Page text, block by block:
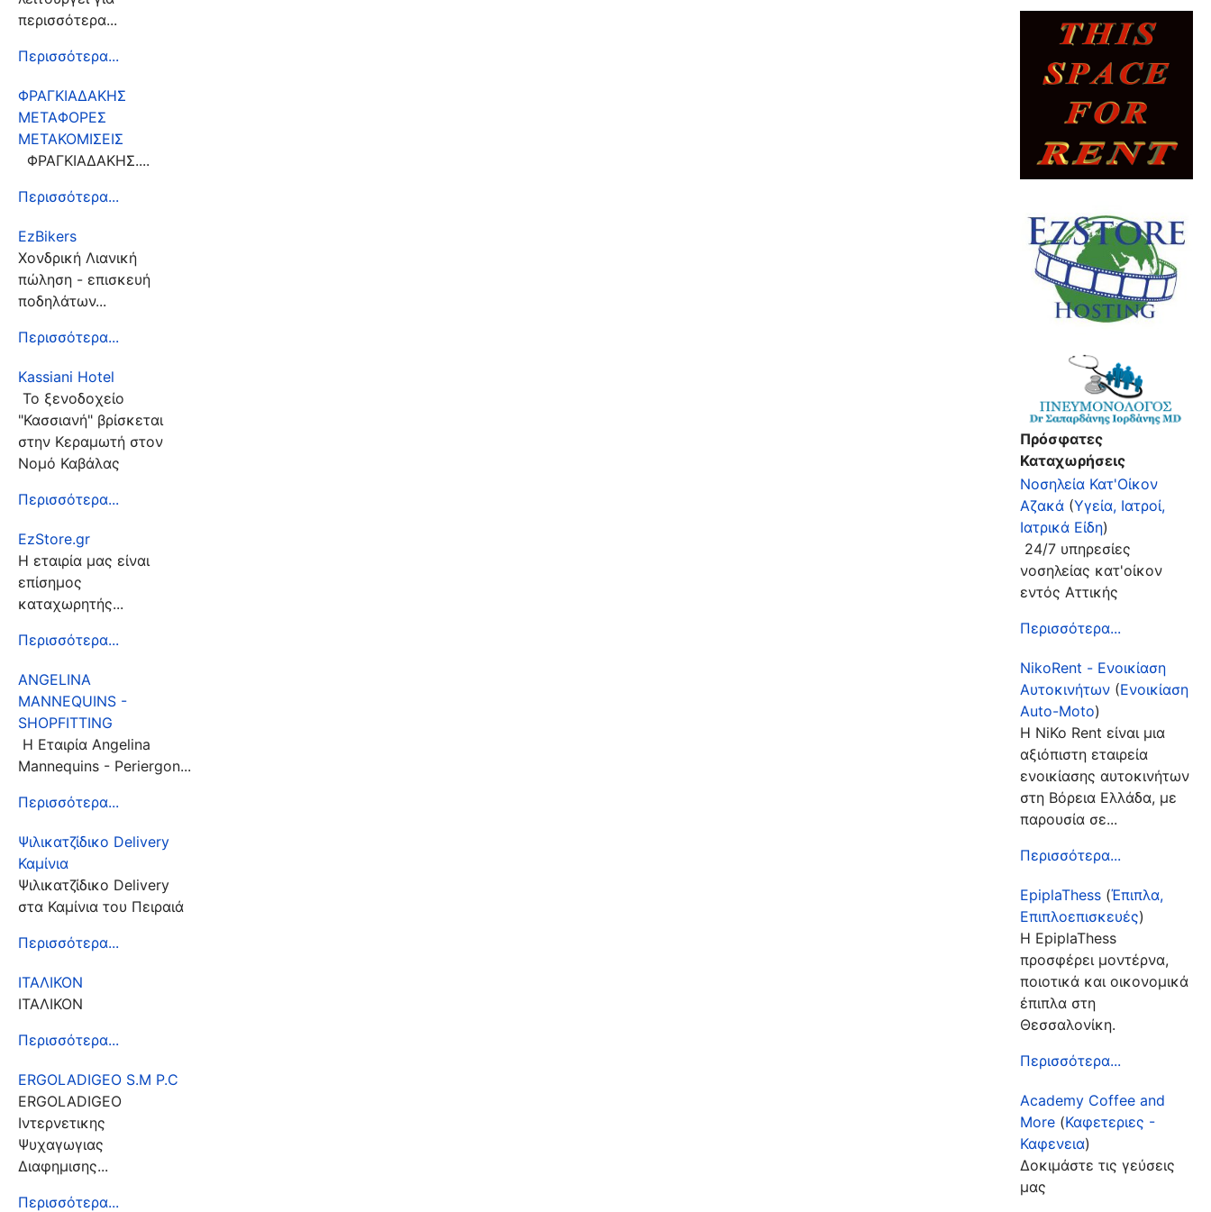
περισσότερα...
Περισσότερα...
ΦΡΑΓΚΙΑΔΑΚΗΣ
ΜΕΤΑΦΟΡΕΣ
ΜΕΤΑΚΟΜΙΣΕΙΣ
ΦΡΑΓΚΙΑΔΑΚΗΣ....
Περισσότερα...
EzBikers
Χονδρική Λιανική
πώληση - επισκευή
ποδηλάτων...
Περισσότερα...
Kassiani Hotel
Το ξενοδοχείο
"Κασσιανή" βρίσκεται
στην Κεραμωτή στον
Νομό Καβάλας
Περισσότερα...
EzStore.gr
Η εταιρία μας είναι
επίσημος
καταχωρητής...
Περισσότερα...
ANGELINA
MANNEQUINS -
SHOPFITTING
Η Εταιρία Angelina
Mannequins - Periergon...
Περισσότερα...
Ψιλικατζίδικο Delivery
Καμίνια
Ψιλικατζίδικο Delivery
στα Καμίνια του Πειραιά
Περισσότερα...
ΙΤΑΛΙΚΟΝ
ΙΤΑΛΙΚΟΝ
Περισσότερα...
ERGOLADIGEO S.M P.C
ERGOLADIGEO
Iντερνετικης
Ψυχαγωγιας
Διαφημισης...
Περισσότερα...
Πρόσφατες
Καταχωρήσεις
Νοσηλεία Κατ'Οίκον
Αζακά (Υγεία, Ιατροί,
Ιατρικά Είδη)
24/7 υπηρεσίες
νοσηλείας κατ'οίκον
εντός Αττικής
Περισσότερα...
NikoRent - Ενοικίαση
Αυτοκινήτων (Ενοικίαση
Auto-Moto)
Η NiKo Rent είναι μια
αξιόπιστη εταιρεία
ενοικίασης αυτοκινήτων
στη Βόρεια Ελλάδα, με
παρουσία σε...
Περισσότερα...
EpiplaThess (Έπιπλα,
Επιπλοεπισκευές)
Η EpiplaThess
προσφέρει μοντέρνα,
ποιοτικά και οικονομικά
έπιπλα στη
Θεσσαλονίκη.
Περισσότερα...
Academy Coffee and
More (Καφετεριες -
Καφενεια)
Δοκιμάστε τις γεύσεις
μας